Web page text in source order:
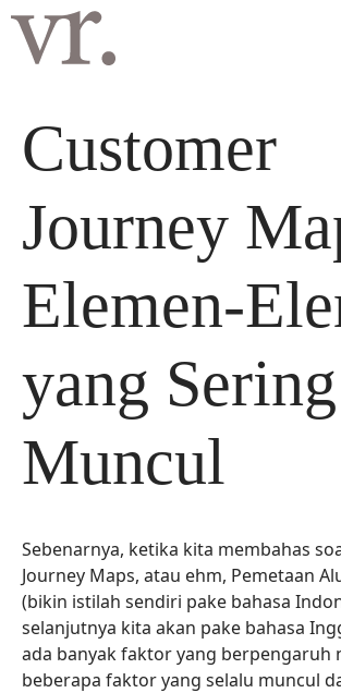
Langsung
Customer
Journey
Elemen-
yang Sering
Muncul
Sebenarnya, ketika kita membahas
Journey Maps, atau ehm, Pemetaan
(bikin istilah sendiri pake bahasa
selanjutnya kita akan pake bahasa
ada banyak faktor yang berpengaruh
beberapa faktor yang selalu muncul